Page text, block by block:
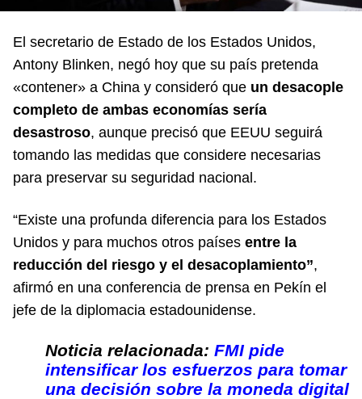
El secretario de Estado de los Estados Unidos,
Antony Blinken, negó hoy que su país pretenda
«contener» a China y consideró que un desacople
completo de ambas economías sería
desastroso, aunque precisó que EEUU seguirá
tomando las medidas que considere necesarias
para preservar su seguridad nacional.
“Existe una profunda diferencia para los Estados
Unidos y para muchos otros países entre la
reducción del riesgo y el desacoplamiento”,
afirmó en una conferencia de prensa en Pekín el
jefe de la diplomacia estadounidense.
Noticia relacionada: FMI pide
intensificar los esfuerzos para tomar
una decisión sobre la moneda digital